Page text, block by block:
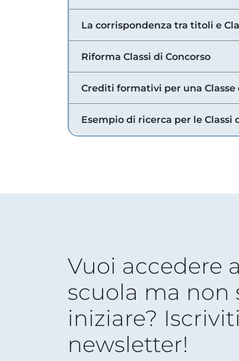
La corrispondenza tra titoli e
Riforma Classi di Concorso
Crediti formativi per una Classe
Esempio di ricerca per le Classi
Vuoi accedere
scuola ma non
iniziare?
newsletter!